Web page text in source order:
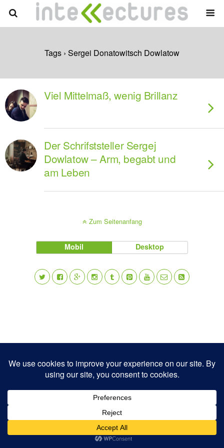
Tags › Sergei Donatowitsch Dowlatow
Viel Mittelmaß, wenig Brillanz
Der Schrifststeller Sergej
Dowlatow – Arm, begabt und
am Leben
Zum Seitenanfang
Mobil Desktop